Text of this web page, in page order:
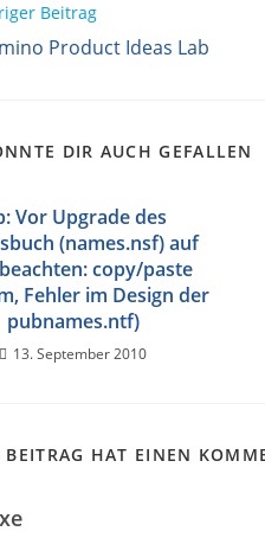
Beitrag
Product Ideas Lab
DIR AUCH GEFALLEN
Vor Upgrade des
(names.nsf) auf
copy/paste
Fehler im Design der
pubnames.ntf)
13. September 2010
BEITRAG HAT EINEN